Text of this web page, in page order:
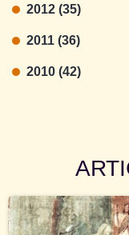
2012 (35)
2011 (36)
2010 (42)